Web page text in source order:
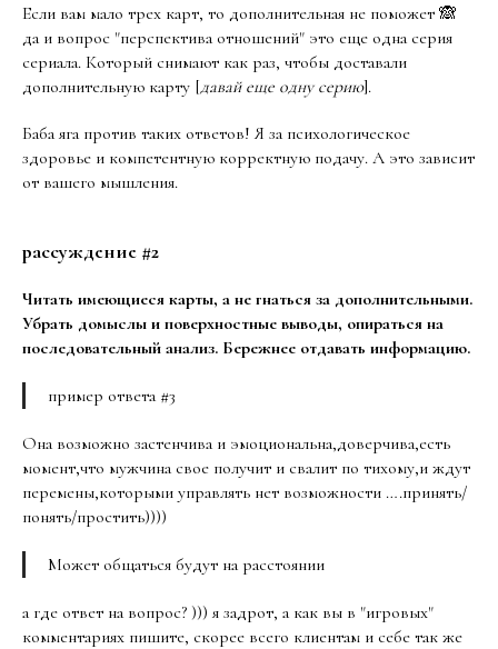
Если вам мало трех карт, то дополнительная не поможет 🙈
да и вопрос "перспектива отношений" это еще одна серия
сериала. Который снимают как раз, чтобы доставали
дополнительную карту [давай еще одну серию].
Баба яга против таких ответов! Я за психологическое
здоровье и компетентную корректную подачу. А это зависит
от вашего мышления.
рассуждение #2
Читать имеющиеся карты, а не гнаться за дополнительными.
Убрать домыслы и поверхностные выводы, опираться на
последовательный анализ. Бережнее отдавать информацию.
пример ответа #3
Она возможно застенчива и эмоциональна,доверчива,есть
момент,что мужчина свое получит и свалит по тихому,и ждут
перемены,которыми управлять нет возможности ….принять/
понять/простить))))
Может общаться будут на расстоянии
а где ответ на вопрос? ))) я задрот, а как вы в "игровых"
комментариях пишите, скорее всего клиентам и себе так же